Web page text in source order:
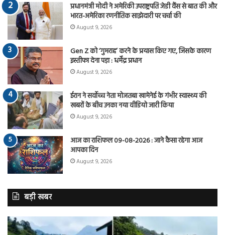
प्रधानमंत्री मोदी ने अमेरिकी उपराष्ट्रपति जेडी वैंस से बात की और
भारत-अमेरिका रणनीतिक साझेदारी पर चर्चा की
August 9, 2026
Gen Z को ‘गुमराह’ करने के प्रयास किए गए, जिसके कारण
इस्तीफा देना पड़ा : धर्मेंद्र प्रधान
August 9, 2026
ईरान ने सर्वोच्च नेता मोजतबा खामेनेई के गंभीर स्वास्थ्य की
खबरों के बीच उनका नया वीडियो जारी किया
August 9, 2026
आज का राशिफल 09-08-2026 : जाने कैसा रहेगा आज
आपका दिन
August 9, 2026
बड़ी खबर